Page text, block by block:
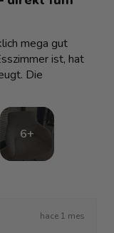
mega gut
ist, hat
Die
6+
hace 1 mes